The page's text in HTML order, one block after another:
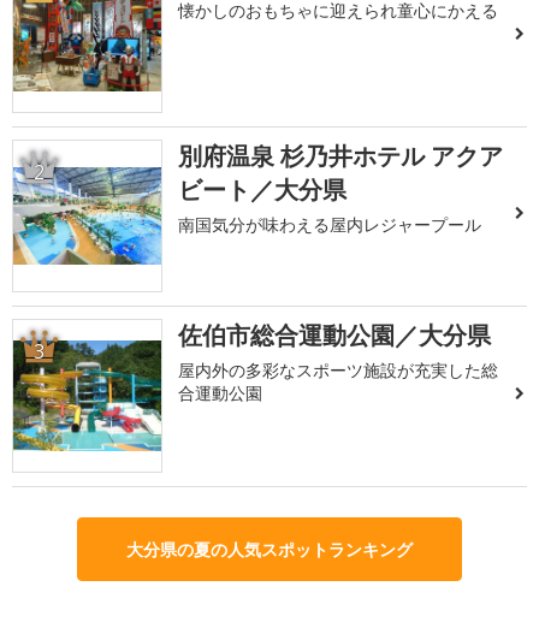
懐かしのおもちゃに迎えられ童心にかえる
2
別府温泉 杉乃井ホテル アクア
ビート／大分県
南国気分が味わえる屋内レジャープール
3 佐伯市総合運動公園／大分県
屋内外の多彩なスポーツ施設が充実した総
合運動公園
大分県の夏の人気スポットランキング